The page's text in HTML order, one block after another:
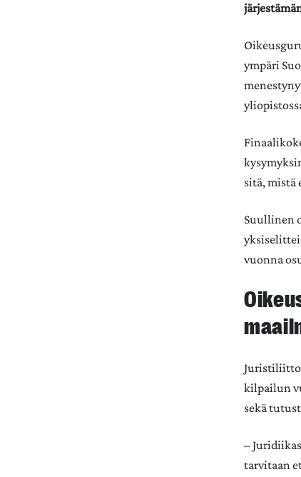
ympäri
sitä, mistä
Suullinen
vuonna
Juristiliitto
kilpailun
sekä
–
tarvitaan